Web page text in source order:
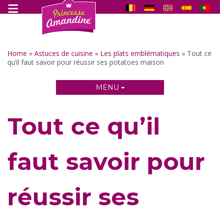
Home » Astuces de cuisine » Les plats emblématiques » Tout ce
qu’il faut savoir pour réussir ses potatoes maison
MENU
Tout ce qu’il
faut savoir pour
réussir ses